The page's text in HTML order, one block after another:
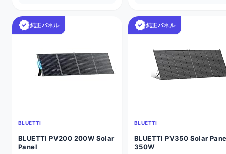
verified純正パネル
BLUETTI
BLUETTI PV200 200W Solar
Panel
verified純正パネル
BLUETTI
BLUETTI PV350 Solar
350W